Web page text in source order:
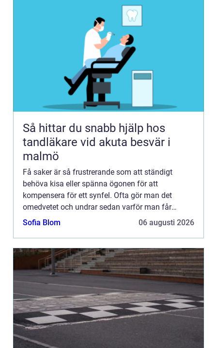
Så hittar du snabb hjälp hos
tandläkare vid akuta besvär i
malmö
Få saker är så frustrerande som att ständigt
behöva kisa eller spänna ögonen för att
kompensera för ett synfel. Ofta gör man det
omedvetet och undrar sedan varför man får
sådan sp&a...
Sofia Blom 06 augusti 2026